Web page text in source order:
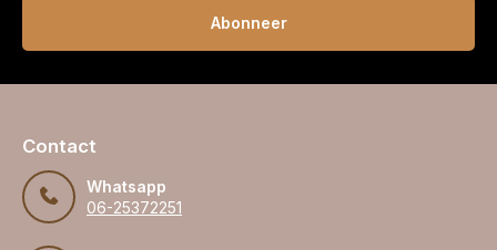
Abonneer
Contact
Whatsapp
06-25372251